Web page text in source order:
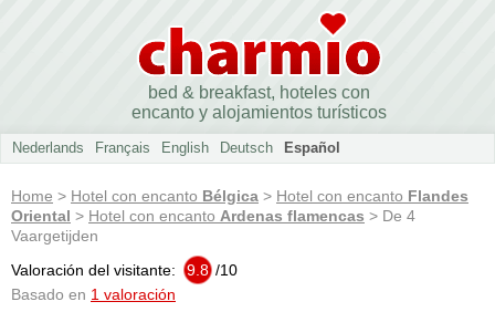
bed & breakfast, hoteles con
encanto y alojamientos turísticos
Nederlands Français English Deutsch Español
Home > Hotel con encanto Bélgica > Hotel con encanto Flandes
Oriental > Hotel con encanto Ardenas flamencas > De 4
Vaargetijden
Valoración del visitante:
9.8 /10
Basado en 1 valoración